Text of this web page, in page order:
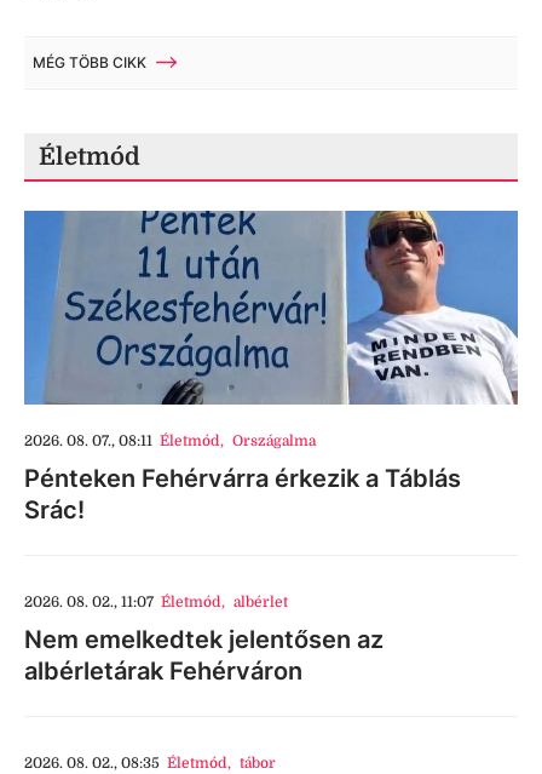
MÉG TÖBB CIKK
Életmód
2026. 08. 07., 08:11 Életmód, Országalma
Pénteken Fehérvárra érkezik a Táblás
Srác!
2026. 08. 02., 11:07 Életmód, albérlet
Nem emelkedtek jelentősen az
albérletárak Fehérváron
2026. 08. 02., 08:35 Életmód, tábor